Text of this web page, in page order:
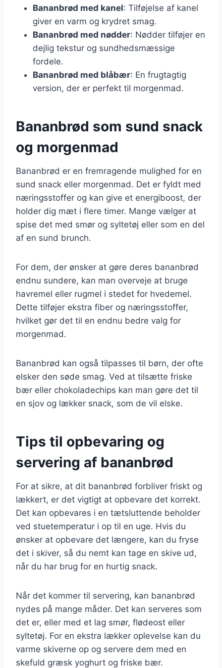
Bananbrød med kanel: Tilføjelse af kanel
giver en varm og krydret smag.
Bananbrød med nødder: Nødder tilføjer en
dejlig tekstur og sundhedsmæssige
fordele.
Bananbrød med blåbær: En frugtagtig
version, der er perfekt til morgenmad.
Bananbrød som sund snack
og morgenmad
Bananbrød er en fremragende mulighed for en
sund snack eller morgenmad. Det er fyldt med
næringsstoffer og kan give et energiboost, der
holder dig mæt i flere timer. Mange vælger at
spise det med smør og syltetøj eller som en del
af en sund brunch.
For dem, der ønsker at gøre deres bananbrød
endnu sundere, kan man overveje at bruge
havremel eller rugmel i stedet for hvedemel.
Dette tilføjer ekstra fiber og næringsstoffer,
hvilket gør det til en endnu bedre valg for
morgenmad.
Bananbrød kan også tilpasses til børn, der ofte
elsker den søde smag. Ved at tilsætte friske
bær eller chokoladechips kan man gøre det til
en sjov og lækker snack, som de vil elske.
Tips til opbevaring og
servering af bananbrød
For at sikre, at dit bananbrød forbliver friskt og
lækkert, er det vigtigt at opbevare det korrekt.
Det kan opbevares i en tætsluttende beholder
ved stuetemperatur i op til en uge. Hvis du
ønsker at opbevare det længere, kan du fryse
det i skiver, så du nemt kan tage en skive ud,
når du har brug for en hurtig snack.
Når det kommer til servering, kan bananbrød
nydes på mange måder. Det kan serveres som
det er, eller med et lag smør, flødeost eller
syltetøj. For en ekstra lækker oplevelse kan du
varme skiverne op og servere dem med en
skefuld græsk yoghurt og friske bær.